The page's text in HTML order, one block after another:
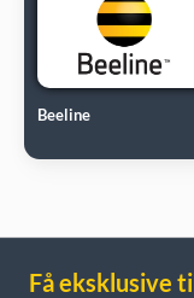
Beeline
Få eksklusive